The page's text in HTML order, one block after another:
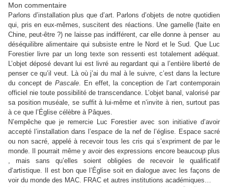
Mon commentaire
Parlons d’installation plus que d’art. Parlons d’objets de notre quotidien
qui, pris en eux-mêmes, suscitent des réactions. Une gamelle (faite en
Chine, peut-être ?) ne laisse pas indifférent, car elle donne à penser au
déséquilibre alimentaire qui subsiste entre le Nord et le Sud. Que Luc
Forestier livre par un long texte son ressenti est totalement adéquat.
L’objet déposé devant lui est livré au regardant qui a l’entière liberté de
penser ce qu’il veut. Là où j’ai du mal à le suivre, c’est dans la lecture
du concept de Pascale. En effet, la conception de l’art contemporain
officiel nie toute possibilité de transcendance. L’objet banal, valorisé par
sa position muséale, se suffit à lui-même et n’invite à rien, surtout pas
à ce que l’Église célèbre à Pâques.
N’empêche que je remercie Luc Forestier avec son initiative d’avoir
accepté l’installation dans l’espace de la nef de l’église. Espace sacré
ou non sacré, appelé à recevoir tous les cris qui s’expriment de par le
monde. Il pourrait même y avoir des expressions encore beaucoup plus
, mais sans qu’elles soient obligées de recevoir le qualificatif
d‘artistique. Il est bon que l’Église soit en dialogue avec les façons de
voir du monde des MAC. FRAC et autres institutions académiques…